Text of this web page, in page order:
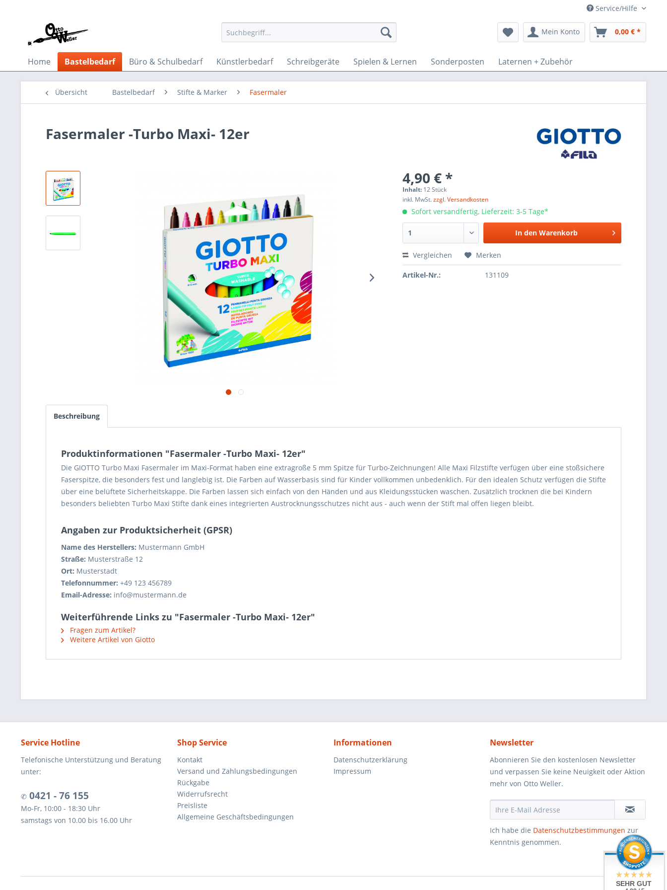
Service/Hilfe
Mein Konto 0,00 € *
Home Bastelbedarf Büro & Schulbedarf Künstlerbedarf Schreibgeräte Spielen & Lernen Sonderposten Laternen + Zubehör
Übersicht Bastelbedarf Stifte & Marker Fasermaler
Fasermaler -Turbo Maxi- 12er
4,90 € *
Inhalt: 12 Stück
inkl. MwSt.zzgl. Versandkosten
Sofort versandfertig, Lieferzeit: 3-5 Tage*
In den Warenkorb
Vergleichen Merken
Artikel-Nr.: 131109
Beschreibung
Produktinformationen "Fasermaler -Turbo Maxi- 12er"
Die GIOTTO Turbo Maxi Fasermaler im Maxi-Format haben eine extragroße 5 mm Spitze für Turbo-Zeichnungen! Alle Maxi Filzstifte verfügen über eine stoßsichere
Faserspitze, die besonders fest und langlebig ist. Die Farben auf Wasserbasis sind für Kinder vollkommen unbedenklich. Für den idealen Schutz verfügen die Stifte
über eine belüftete Sicherheitskappe. Die Farben lassen sich einfach von den Händen und aus Kleidungsstücken waschen. Zusätzlich trocknen die bei Kindern
besonders beliebten Turbo Maxi Stifte dank eines integrierten Austrocknungsschutzes nicht aus - auch wenn der Stift mal offen liegen bleibt.
Angaben zur Produktsicherheit (GPSR)
Name des Herstellers: Mustermann GmbH
Straße: Musterstraße 12
Ort: Musterstadt
Telefonnummer: +49 123 456789
Email-Adresse: info@mustermann.de
Weiterführende Links zu "Fasermaler -Turbo Maxi- 12er"
Fragen zum Artikel?
Weitere Artikel von Giotto
Service Hotline
Telefonische Unterstützung und Beratung
unter:
✆ 0421 - 76 155
Mo-Fr, 10:00 - 18:30 Uhr
samstags von 10.00 bis 16.00 Uhr
Shop Service
Kontakt
Versand und Zahlungsbedingungen
Rückgabe
Widerrufsrecht
Preisliste
Allgemeine Geschäftsbedingungen
Informationen
Datenschutzerklärung
Impressum
Newsletter
Abonnieren Sie den kostenlosen Newsletter
und verpassen Sie keine Neuigkeit oder Aktion
mehr von Otto Weller.
Ich habe die Datenschutzbestimmungen zur
Kenntnis genommen.
SEHR GUT